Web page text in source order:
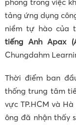
phong trong việc
tảng ứng dụng
niềm tự hào của
tiếng Anh Apax
Chungdahm
Thời điểm ban
thống trung tâm
vực TP.HCM và
ông đã nhận thấy